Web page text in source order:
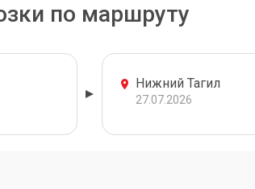
по маршруту
Нижний Тагил
27.07.2026